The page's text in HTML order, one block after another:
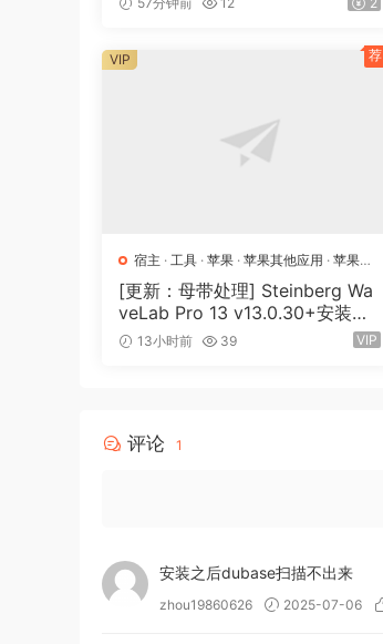
宿主 · 工具 · 苹果 · 苹果其他应用 · 苹果宿
主
[更新：母带处理] Steinberg Wa
veLab Pro 13 v13.0.30+安装方
法 [WiN, MacOSX]（285.6MB
13小时前 39 VIP
VIP 荐
评论 1
安装之后dubase扫描不出来
zhou19860626 2025-07-06